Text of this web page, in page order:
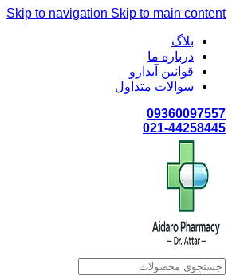
Skip to navigation Skip to main content
بلاگ
درباره ما
قوانین آیدارو
سوالات متداول
09360097557
021-44258445